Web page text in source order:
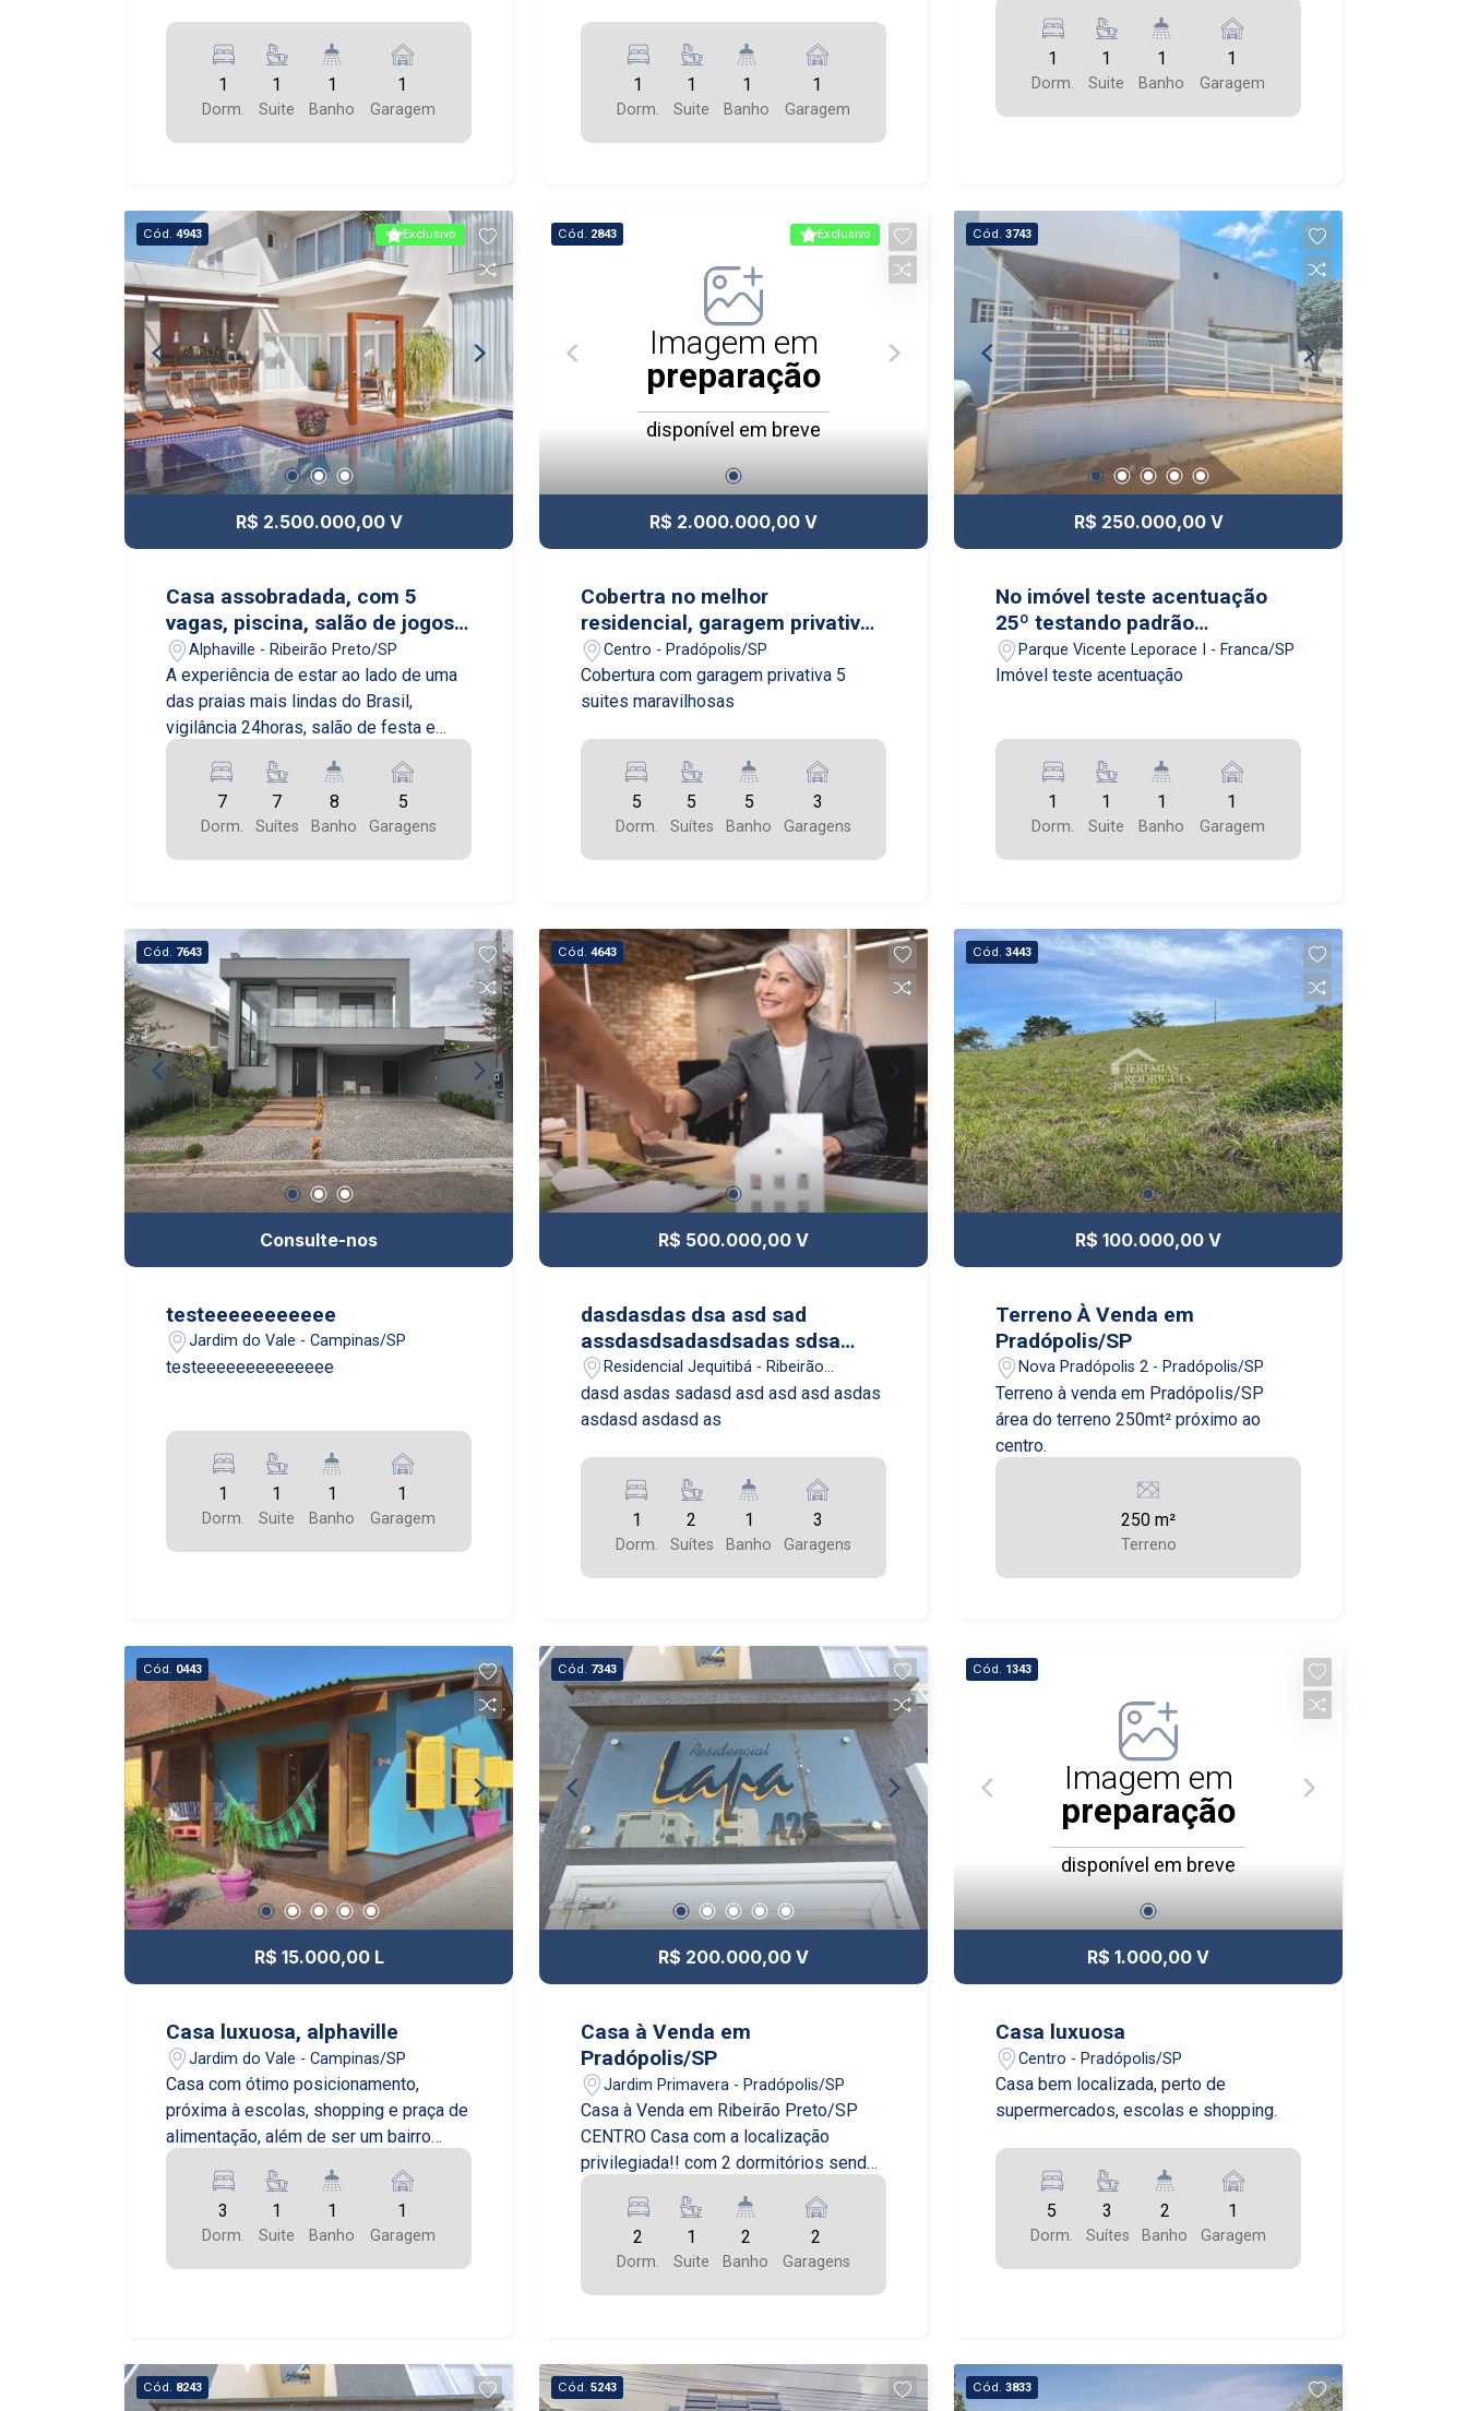
1
Dorm.
1
Suite
1
Banho
1
Garagem
1
Dorm.
1
Suite
1
Banho
1
Garagem
1
Dorm.
1
Suite
1
Banho
1
Garagem
Exclusivo
Cód. 4943
R$ 2.500.000,00 V
Casa assobradada, com 5
vagas, piscina, salão de jogos
e festas, churrasqueira, quadra
de futebol e basquete.
Alphaville - Ribeirão Preto/SP
A experiência de estar ao lado de uma
das praias mais lindas do Brasil,
vigilância 24horas, salão de festa e
futebol e basquete. Casa luxuosa,
planejamento de ultimo mundo, design
minimalista, casa inteligente. Na
garagem 5 vagas sendo 3 privativas e 2
7
Dorm.
7
Suítes
8
Banho
5
Garagens
Exclusivo
Cód. 2843
Imagem em
preparação
disponível em breve
R$ 2.000.000,00 V
Cobertra no melhor
residencial, garagem privativa
5 suites
Centro - Pradópolis/SP
Cobertura com garagem privativa 5
suites maravilhosas
5
Dorm.
5
Suítes
5
Banho
3
Garagens
Cód. 3743
R$ 250.000,00 V
No imóvel teste acentuação
25º testando padrão
kskshbdgd
Parque Vicente Leporace I - Franca/SP
Imóvel teste acentuação
1
Dorm.
1
Suite
1
Banho
1
Garagem
Cód. 7643
Consulte-nos
testeeeeeeeeeee
Jardim do Vale - Campinas/SP
testeeeeeeeeeeeeee
1
Dorm.
1
Suite
1
Banho
1
Garagem
Cód. 4643
R$ 500.000,00 V
dasdasdas dsa asd sad
assdasdsadasdsadas sdsa
dsad sad sad sa d
Residencial Jequitibá - Ribeirão
Preto/SP
dasd asdas sadasd asd asd asd asdas
asdasd asdasd as
1
Dorm.
2
Suítes
1
Banho
3
Garagens
Cód. 3443
R$ 100.000,00 V
Terreno À Venda em
Pradópolis/SP
Nova Pradópolis 2 - Pradópolis/SP
Terreno à venda em Pradópolis/SP
área do terreno 250mt² próximo ao
centro.
250 m²
Terreno
Cód. 0443
R$ 15.000,00 L
Casa luxuosa, alphaville
Jardim do Vale - Campinas/SP
Casa com ótimo posicionamento,
próxima à escolas, shopping e praça de
alimentação, além de ser um bairro
3
Dorm.
1
Suite
1
Banho
1
Garagem
Cód. 7343
R$ 200.000,00 V
Casa à Venda em
Pradópolis/SP
Jardim Primavera - Pradópolis/SP
Casa à Venda em Ribeirão Preto/SP
CENTRO Casa com a localização
privilegiada!! com 2 dormitórios sendo
2
Dorm.
1
Suite
2
Banho
2
Garagens
Cód. 1343
Imagem em
preparação
disponível em breve
R$ 1.000,00 V
Casa luxuosa
Centro - Pradópolis/SP
Casa bem localizada, perto de
supermercados, escolas e shopping.
5
Dorm.
3
Suítes
2
Banho
1
Garagem
Cód. 8243 Cód. 5243 Cód. 3833